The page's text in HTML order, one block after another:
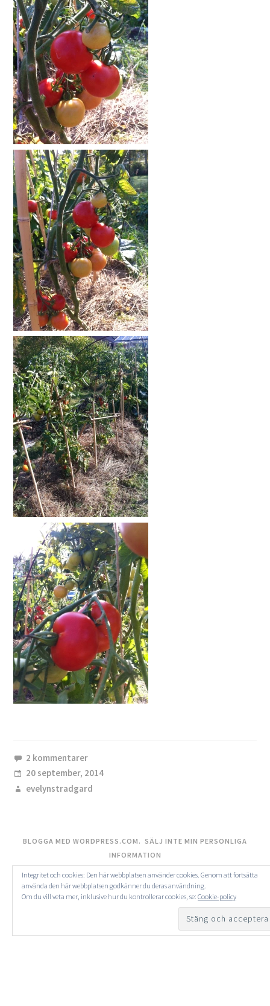
2 kommentarer
20 september, 2014
evelynstradgard
BLOGGA MED WORDPRESS.COM. SÄLJ INTE MIN PERSONLIGA
INFORMATION
Integritet och cookies: Den här webbplatsen använder cookies. Genom att fortsätta
använda den här webbplatsen godkänner du deras användning.
Om du vill veta mer, inklusive hur du kontrollerar cookies, se: Cookie-policy